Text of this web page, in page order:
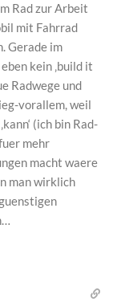
Rad zur Arbeit
mit Fahrrad
Gerade im
kein ‚build it
Radwege und
vorallem, weil
(ich bin Rad-
mehr
macht waere
man wirklich